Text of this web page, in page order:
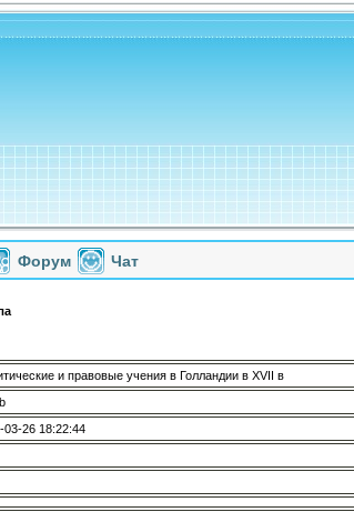
Форум Чат
и правовые учения в Голландии в XVII в
03-26 18:22:44